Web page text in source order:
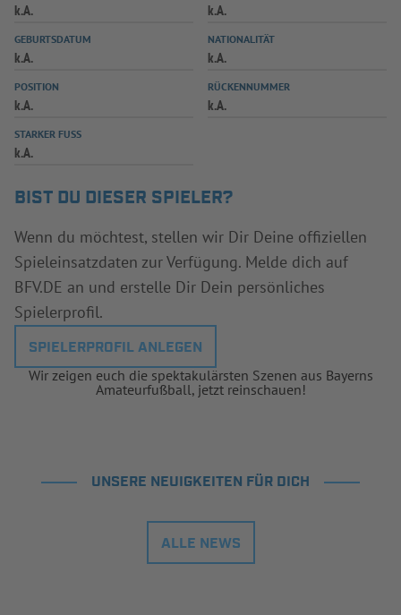
SPIELPLUS
k.A. k.A.
GEBURTSDATUM
k.A.
NATIONALITÄT
k.A.
POSITION
k.A.
RÜCKENNUMMER
k.A.
STARKER FUSS
k.A.
BIST DU DIESER SPIELER?
Wenn du möchtest, stellen wir Dir Deine offiziellen
Spieleinsatzdaten zur Verfügung. Melde dich auf
BFV.DE an und erstelle Dir Dein persönliches
Spielerprofil.
SPIELERPROFIL ANLEGEN
Wir zeigen euch die spektakulärsten Szenen aus Bayerns
Amateurfußball, jetzt reinschauen!
UNSERE NEUIGKEITEN FÜR DICH
ALLE NEWS